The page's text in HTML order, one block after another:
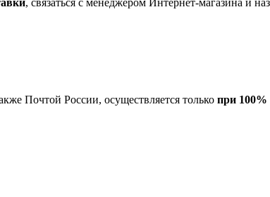
Почтой России, осуществляется только при 100%